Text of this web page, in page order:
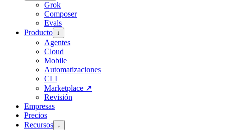
Grok
Composer
Evals
Producto ↓
Agentes
Cloud
Mobile
Automatizaciones
CLI
Marketplace ↗
Revisión
Empresas
Precios
Recursos ↓